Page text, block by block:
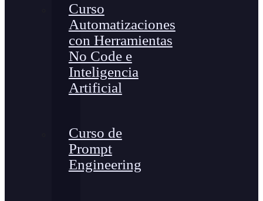
Curso
Automatizaciones
con Herramientas
No Code e
Inteligencia
Artificial
Curso de
Prompt
Engineering